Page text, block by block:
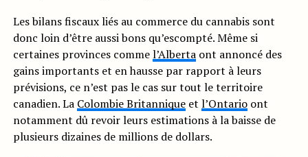
Les bilans fiscaux liés au commerce du cannabis sont
donc loin d’être aussi bons qu’escompté. Même si
certaines provinces commel’Albertaont annoncé des
gains importants et en hausse par rapport à leurs
prévisions, ce n’est pas le cas sur tout le territoire
canadien. La Colombie Britanniqueet l’Ontarioont
notamment dû revoir leurs estimations à la baisse de
plusieurs dizaines de millions de dollars.